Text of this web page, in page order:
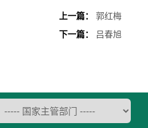
上一篇：
郭红梅
下一篇：
吕春旭